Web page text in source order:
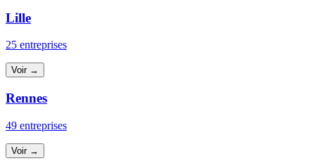
Lille
25 entreprises
Voir →
Rennes
49 entreprises
Voir →